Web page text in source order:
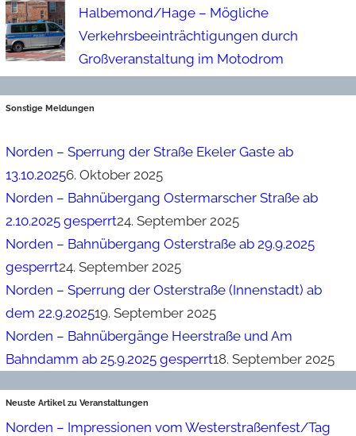
Halbemond/Hage – Mögliche
Verkehrsbeeinträchtigungen durch
Großveranstaltung im Motodrom
Sonstige Meldungen
Norden – Sperrung der Straße Ekeler Gaste ab
13.10.20256. Oktober 2025
Norden – Bahnübergang Ostermarscher Straße ab
2.10.2025 gesperrt24. September 2025
Norden – Bahnübergang Osterstraße ab 29.9.2025
gesperrt24. September 2025
Norden – Sperrung der Osterstraße (Innenstadt) ab
dem 22.9.202519. September 2025
Norden – Bahnübergänge Heerstraße und Am
Bahndamm ab 25.9.2025 gesperrt18. September 2025
Neuste Artikel zu Veranstaltungen
Norden – Impressionen vom Westerstraßenfest/Tag